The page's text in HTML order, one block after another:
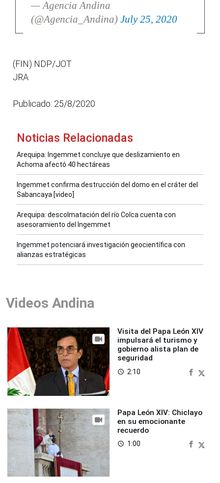
— Agencia Andina
(@Agencia_Andina) July 25, 2020
(FIN) NDP/JOT
JRA
Publicado: 25/8/2020
Noticias Relacionadas
Arequipa: Ingemmet concluye que deslizamiento en
Achoma afectó 40 hectáreas
Ingemmet confirma destrucción del domo en el cráter del
Sabancaya [video]
Arequipa: descolmatación del río Colca cuenta con
asesoramiento del Ingemmet
Ingemmet potenciará investigación geocientífica con
alianzas estratégicas
Videos Andina
Visita del Papa León XIV
impulsará el turismo y
gobierno alista plan de
seguridad
access_time 2:10
Papa León XIV: Chiclayo
en su emocionante
recuerdo
access_time 1:00